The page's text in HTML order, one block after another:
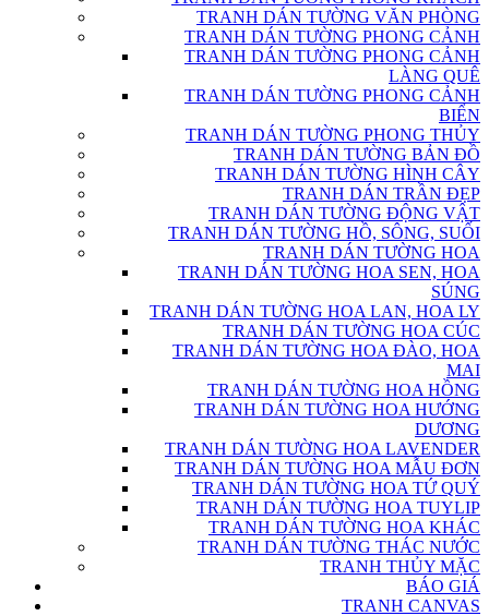
TRANH DÁN TƯỜNG VĂN PHÒNG
TRANH DÁN TƯỜNG PHONG CẢNH
TRANH DÁN TƯỜNG PHONG CẢNH
LÀNG QUÊ
TRANH DÁN TƯỜNG PHONG CẢNH
BIỂN
TRANH DÁN TƯỜNG PHONG THỦY
TRANH DÁN TƯỜNG BẢN ĐỒ
TRANH DÁN TƯỜNG HÌNH CÂY
TRANH DÁN TRẦN ĐẸP
TRANH DÁN TƯỜNG ĐỘNG VẬT
TRANH DÁN TƯỜNG HỒ, SÔNG, SUỐI
TRANH DÁN TƯỜNG HOA
TRANH DÁN TƯỜNG HOA SEN, HOA
SÚNG
TRANH DÁN TƯỜNG HOA LAN, HOA LY
TRANH DÁN TƯỜNG HOA CÚC
TRANH DÁN TƯỜNG HOA ĐÀO, HOA
MAI
TRANH DÁN TƯỜNG HOA HỒNG
TRANH DÁN TƯỜNG HOA HƯỚNG
DƯƠNG
TRANH DÁN TƯỜNG HOA LAVENDER
TRANH DÁN TƯỜNG HOA MẪU ĐƠN
TRANH DÁN TƯỜNG HOA TỨ QUÝ
TRANH DÁN TƯỜNG HOA TUYLIP
TRANH DÁN TƯỜNG HOA KHÁC
TRANH DÁN TƯỜNG THÁC NƯỚC
TRANH THỦY MẶC
BÁO GIÁ
TRANH CANVAS